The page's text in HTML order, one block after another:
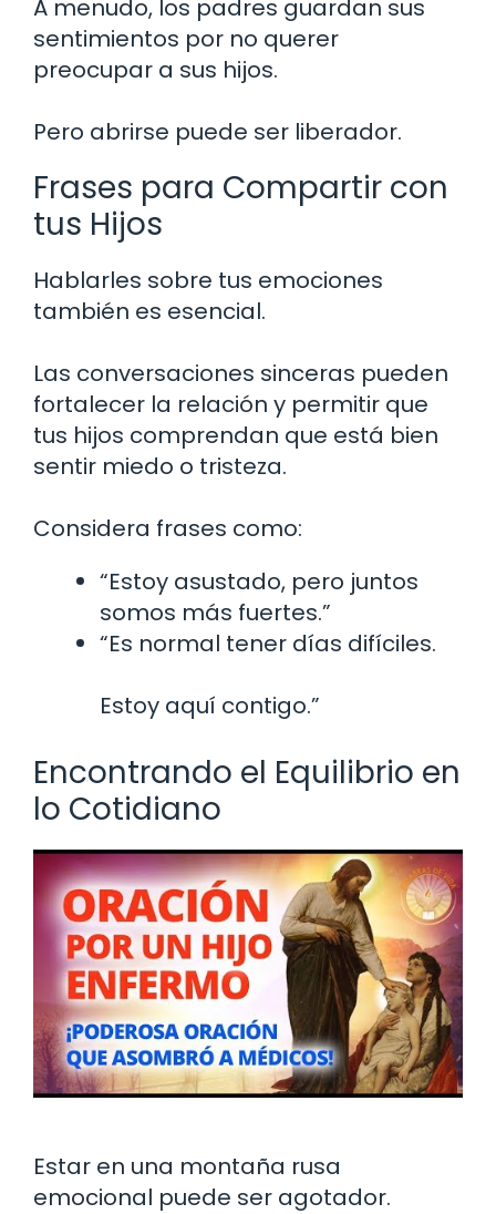
A menudo, los padres guardan sus
sentimientos por no querer
preocupar a sus hijos.
Pero abrirse puede ser liberador.
Frases para Compartir con
tus Hijos
Hablarles sobre tus emociones
también es esencial.
Las conversaciones sinceras pueden
fortalecer la relación y permitir que
tus hijos comprendan que está bien
sentir miedo o tristeza.
Considera frases como:
“Estoy asustado, pero juntos
somos más fuertes.”
“Es normal tener días difíciles.
Estoy aquí contigo.”
Encontrando el Equilibrio en
lo Cotidiano
Estar en una montaña rusa
emocional puede ser agotador.